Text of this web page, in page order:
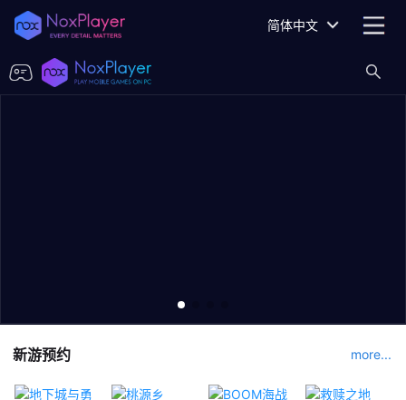
简体中文
新游预约 more...